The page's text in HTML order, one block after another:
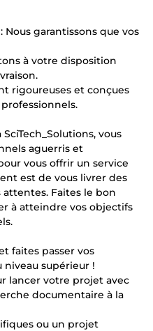
garantissons que vos
à votre disposition
rigoureuses et conçues
vous
aguerris et
vous offrir un service
est de vous livrer des
Faites le bon
à atteindre vos objectifs
faites passer vos
supérieur !
lancer votre projet avec
documentaire à la
ou un projet